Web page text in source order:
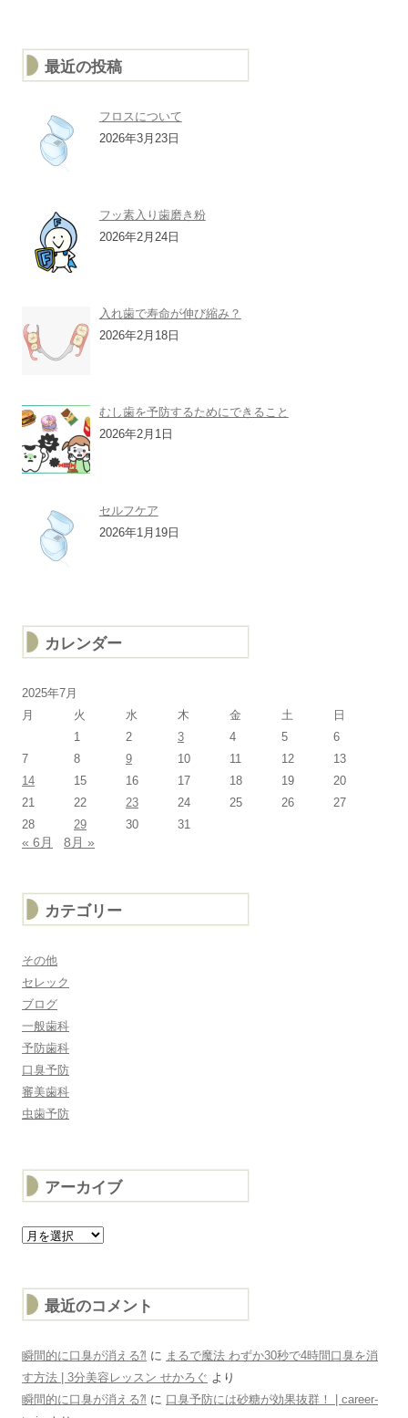
最近の投稿
フロスについて
2026年3月23日
フッ素入り歯磨き粉
2026年2月24日
入れ歯で寿命が伸び縮み？
2026年2月18日
むし歯を予防するためにできること
2026年2月1日
セルフケア
2026年1月19日
カレンダー
2025年7月
月
火 水 木 金 土
日
1
2 3 4 5
6
7
8 9 10 11 12
13
14
15 16 17 18 19
20
21
22 23 24 25 26
27
28
29 30 31
« 6月 8月 »
カテゴリー
その他
セレック
ブログ
一般歯科
予防歯科
口臭予防
審美歯科
虫歯予防
アーカイブ
ア
ー
最近のコメント
瞬間的に口臭が消える⁈ に まるで魔法 わずか30秒で4時間口臭を消
す方法 | 3分美容レッスン せかろぐ より
瞬間的に口臭が消える⁈ に 口臭予防には砂糖が効果抜群！ | career-